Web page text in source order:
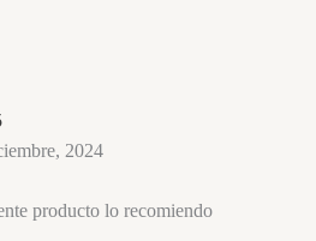
2024
producto lo recomiendo